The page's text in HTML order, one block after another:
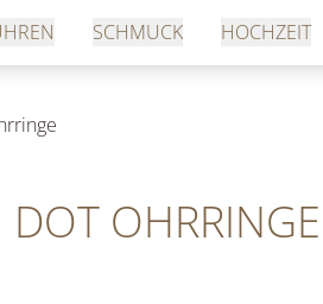
SCHMUCK HOCHZEIT
OHRRINGE